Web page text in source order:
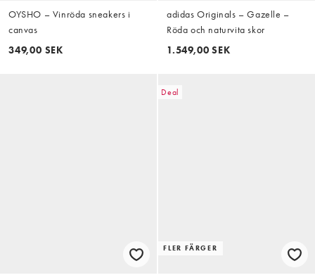
OYSHO – Vinröda sneakers i
canvas
349,00 SEK
adidas Originals – Gazelle –
Röda och naturvita skor
1.549,00 SEK
Deal
FLER FÄRGER